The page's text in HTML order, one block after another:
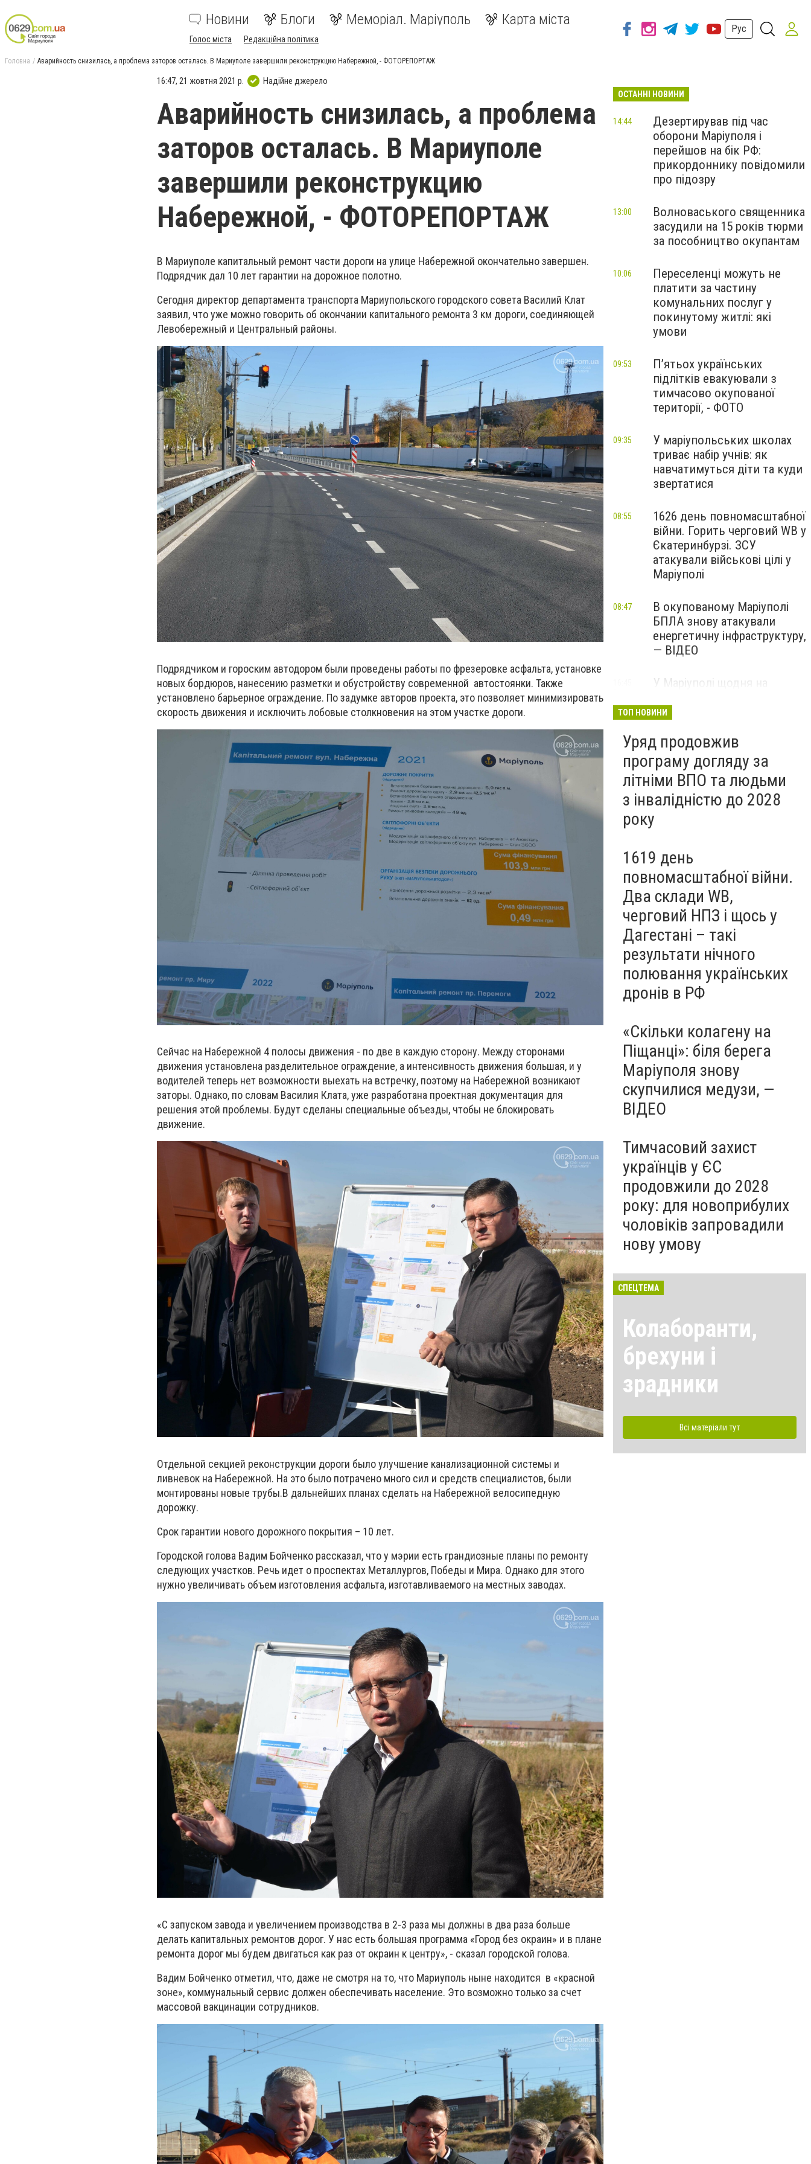
Новини Блоги Меморіал. Маріуполь Карта міста
Голос міста Редакційна політика
Рус
Головна Аварийность снизилась, а проблема заторов осталась. В Мариуполе завершили реконструкцию Набережной, - ФОТОРЕПОРТАЖ
16:47, 21 жовтня 2021 р. Надійне джерело
Аварийность снизилась, а проблема
заторов осталась. В Мариуполе
завершили реконструкцию
Набережной, - ФОТОРЕПОРТАЖ
В Мариуполе капитальный ремонт части дороги на улице Набережной окончательно завершен.
Подрядчик дал 10 лет гарантии на дорожное полотно.
Сегодня директор департамента транспорта Мариупольского городского совета Василий Клат
заявил, что уже можно говорить об окончании капитального ремонта 3 км дороги, соединяющей
Левобережный и Центральный районы.
Подрядчиком и гороским автодором были проведены работы по фрезеровке асфальта, установке
новых бордюров, нанесению разметки и обустройству современной автостоянки. Также
установлено барьерное ограждение. По задумке авторов проекта, это позволяет минимизировать
скорость движения и исключить лобовые столкновения на этом участке дороги.
Сейчас на Набережной 4 полосы движения - по две в каждую сторону. Между сторонами
движения установлена разделительное ограждение, а интенсивность движения большая, и у
водителей теперь нет возможности выехать на встречку, поэтому на Набережной возникают
заторы. Однако, по словам Василия Клата, уже разработана проектная документация для
решения этой проблемы. Будут сделаны специальные объезды, чтобы не блокировать
движение.
Отдельной секцией реконструкции дороги было улучшение канализационной системы и
ливневок на Набережной. На это было потрачено много сил и средств специалистов, были
монтированы новые трубы.В дальнейших планах сделать на Набережной велосипедную
дорожку.
Срок гарантии нового дорожного покрытия – 10 лет.
Городской голова Вадим Бойченко рассказал, что у мэрии есть грандиозные планы по ремонту
следующих участков. Речь идет о проспектах Металлургов, Победы и Мира. Однако для этого
нужно увеличивать объем изготовления асфальта, изготавливаемого на местных заводах.
«С запуском завода и увеличением производства в 2-3 раза мы должны в два раза больше
делать капитальных ремонтов дорог. У нас есть большая программа «Город без окраин» и в плане
ремонта дорог мы будем двигаться как раз от окраин к центру», - сказал городской голова.
Вадим Бойченко отметил, что, даже не смотря на то, что Мариуполь ныне находится в «красной
зоне», коммунальный сервис должен обеспечивать население. Это возможно только за счет
массовой вакцинации сотрудников.
ОСТАННІ НОВИНИ
Дезертирував під час
оборони Маріуполя і
перейшов на бік РФ:
прикордоннику повідомили
про підозру
14:44
Волноваського священника
засудили на 15 років тюрми
за пособництво окупантам
13:00
Переселенці можуть не
платити за частину
комунальних послуг у
покинутому житлі: які
умови
10:06
П’ятьох українських
підлітків евакуювали з
тимчасово окупованої
території, - ФОТО
09:53
У маріупольських школах
триває набір учнів: як
навчатимуться діти та куди
звертатися
09:35
1626 день повномасштабної
війни. Горить черговий WB у
Єкатеринбурзі. ЗСУ
атакували військові цілі у
Маріуполі
08:55
В окупованому Маріуполі
БПЛА знову атакували
енергетичну інфраструктуру,
— ВІДЕО
08:47
У Маріуполі щодня на
відключатимуть світло: це
ТОП НОВИНИ
Уряд продовжив
програму догляду за
літніми ВПО та людьми
з інвалідністю до 2028
року
1619 день
повномасштабної війни.
Два склади WB,
черговий НПЗ і щось у
Дагестані – такі
результати нічного
полювання українських
дронів в РФ
«Скільки колагену на
Піщанці»: біля берега
Маріуполя знову
скупчилися медузи, —
ВІДЕО
Тимчасовий захист
українців у ЄС
продовжили до 2028
року: для новоприбулих
чоловіків запровадили
нову умову
СПЕЦТЕМА
Колаборанти,
брехуни і
зрадники
Всі матеріали тут